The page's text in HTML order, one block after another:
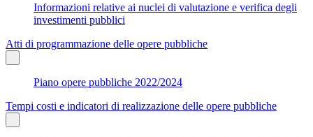
Informazioni relative ai nuclei di valutazione e verifica degli
investimenti pubblici
Atti di programmazione delle opere pubbliche
Piano opere pubbliche 2022/2024
Tempi costi e indicatori di realizzazione delle opere pubbliche